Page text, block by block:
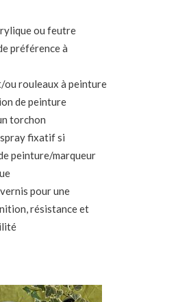
ou feutre
préférence à
ou rouleaux à peinture
de peinture
torchon
fixatif si
peinture/marqueur
pour une
résistance et